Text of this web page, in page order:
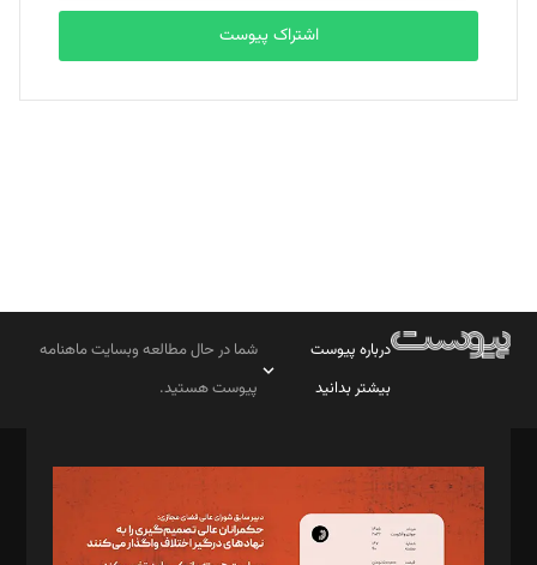
بابک نقاش
تحریریه
اشتراک پیوست
درباره پیوست
بیشتر بدانید
شما در حال مطالعه وبسایت ماهنامه
پیوست هستید.
مدیر مسئول: محمدباقر اثنی‌عشری
سردبیر: مهرک محمودی
دبیر تحریریه: میثم قاسمی